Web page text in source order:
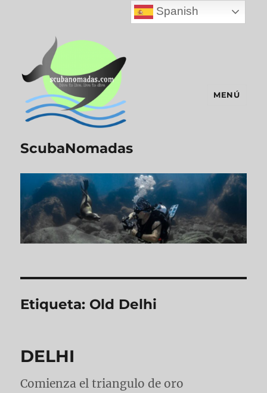
ScubaNomadas
MENÚ
Etiqueta: Old Delhi
DELHI
Comienza el triangulo de oro
Spanish